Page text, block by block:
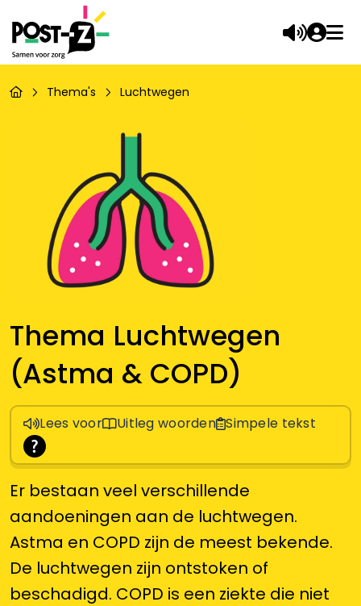
Thema's Luchtwegen
Thema Luchtwegen
(Astma & COPD)
Lees voor Uitleg woorden Simpele tekst
Er bestaan veel verschillende
aandoeningen aan de luchtwegen.
Astma en COPD zijn de meest bekende.
De luchtwegen zijn ontstoken of
beschadigd. COPD is een ziekte die niet